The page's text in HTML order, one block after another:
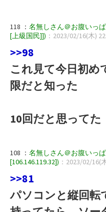
118 ： 名無しさん＠お腹いっぱ
[上級国民]]) ：2023/02/16(木)
>>98
これ見て今日初め
限だと知った
10回だと思ってた
108 ： 名無しさん＠お腹いっ
[106.146.119.32]) ：2023/02/16(
>>81
パソコンと縦回転